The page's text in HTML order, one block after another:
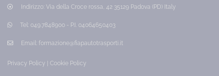
Categoria:
Prezzo:
€
Indirizzo: Via della Croce rossa, 42 35129 Padova (PD) Italy
Tel: 049.7848900 - P.I. 04064650403
Email: formazione@fiapautotrasporti.it
Privacy Policy Cookie Policy